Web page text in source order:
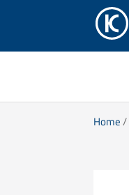
Home/